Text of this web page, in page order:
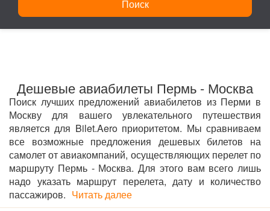
Поиск
Дешевые авиабилеты Пермь - Москва
Поиск лучших предложений авиабилетов из Перми в
Москву для вашего увлекательного путешествия
является для Bilet.Aero приоритетом. Мы сравниваем
все возможные предложения дешевых билетов на
самолет от авиакомпаний, осуществляющих перелет по
маршруту Пермь - Москва. Для этого вам всего лишь
надо указать маршрут перелета, дату и количество
пассажиров. Читать далее